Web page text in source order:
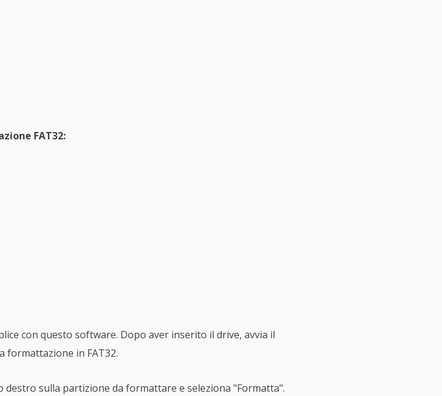
FAT32:
con questo software. Dopo aver inserito il drive, avvia il
formattazione in FAT32.
destro sulla partizione da formattare e seleziona "Formatta".